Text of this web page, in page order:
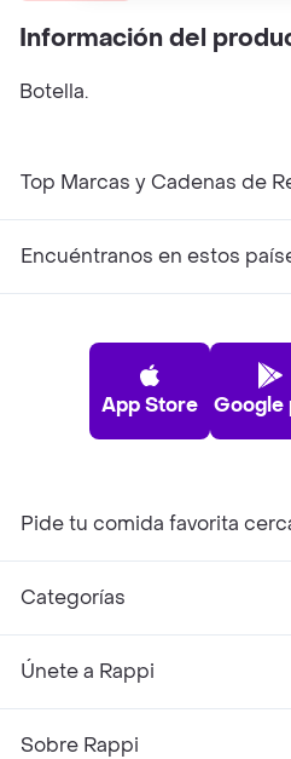
Información del
Botella.
Top Marcas y Cadenas de
Encuéntranos en estos
App Store Google
Pide tu comida favorita
Categorías
Únete a Rappi
Sobre Rappi